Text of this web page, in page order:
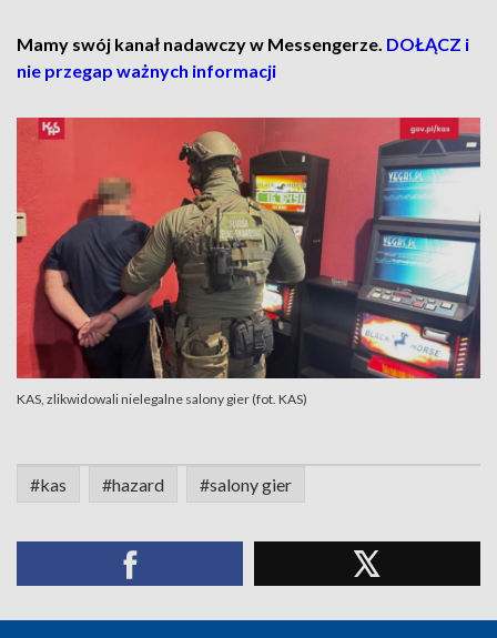
Mamy swój kanał nadawczy w Messengerze. DOŁĄCZ i
nie przegap ważnych informacji
KAS, zlikwidowali nielegalne salony gier (fot. KAS)
#kas #hazard #salony gier